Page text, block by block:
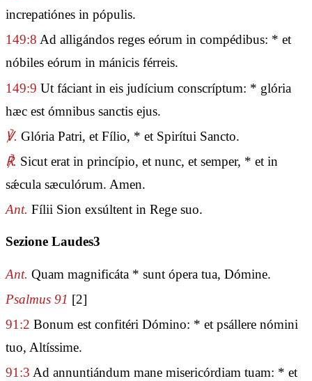
increpatiónes in pópulis.
149:8 Ad alligándos reges eórum in compédibus: * et
nóbiles eórum in mánicis férreis.
149:9 Ut fáciant in eis judícium conscríptum: * glória
hæc est ómnibus sanctis ejus.
℣. Glória Patri, et Fílio, * et Spirítui Sancto.
℟. Sicut erat in princípio, et nunc, et semper, * et in
sǽcula sæculórum. Amen.
Ant. Fílii Sion exsúltent in Rege suo.
Sezione Laudes3
Ant. Quam magnificáta * sunt ópera tua, Dómine.
Psalmus 91 [2]
91:2 Bonum est confitéri Dómino: * et psállere nómini
tuo, Altíssime.
91:3 Ad annuntiándum mane misericórdiam tuam: * et